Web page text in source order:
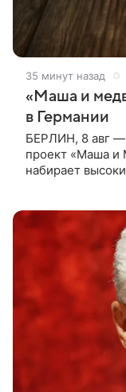
35 минут назад
«Маша и
в Германии
БЕРЛИН, 8 авг
проект «Маша и
набирает